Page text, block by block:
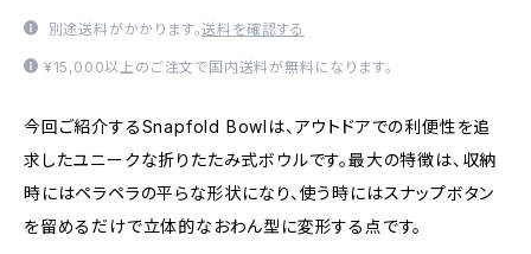
別途送料がかかります。送料を確認する
¥15,000以上のご注文で国内送料が無料になります。
今回ご紹介するSnapfold Bowlは、アウトドアでの利便性を追
求したユニークな折りたたみ式ボウルです。最大の特徴は、収納
時にはペラペラの平らな形状になり、使う時にはスナップボタン
を留めるだけで立体的なおわん型に変形する点です。